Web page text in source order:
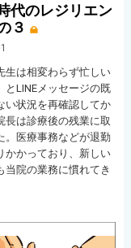
代のレジリエン
３
生は相変わらず忙しい
とLINEメッセージの既
い状況を再確認してか
長は診療後の残業に取
。医療事務などが退勤
かかっており、新しい
当院の業務に慣れてき